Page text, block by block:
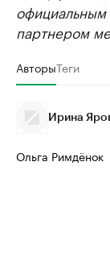
партнером
АвторыТеги
Ирина
Ольга Римдёнок